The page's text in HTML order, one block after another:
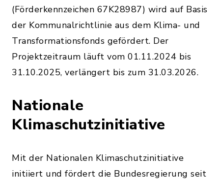
(Förderkennzeichen 67K28987) wird auf Basis
der Kommunalrichtlinie aus dem Klima- und
Transformationsfonds gefördert. Der
Projektzeitraum läuft vom 01.11.2024 bis
31.10.2025, verlängert bis zum 31.03.2026.
Nationale
Klimaschutzinitiative
Mit der Nationalen Klimaschutzinitiative
initiiert und fördert die Bundesregierung seit